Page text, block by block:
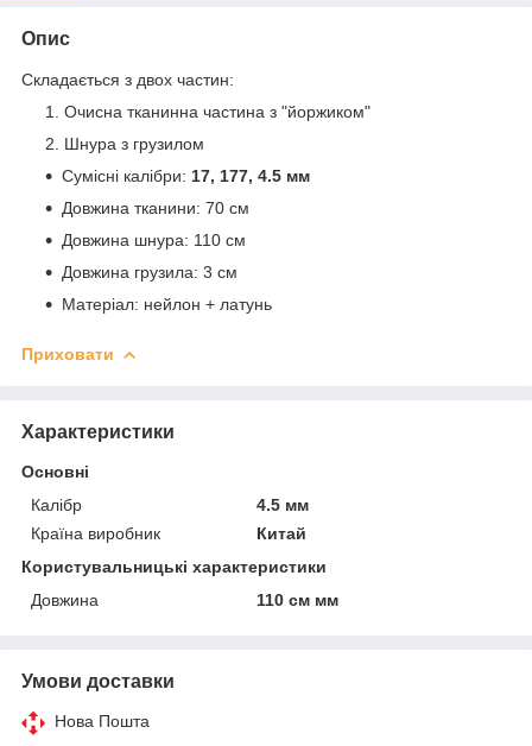
Опис
Складається з двох частин:
Очисна тканинна частина з "йоржиком"
Шнура з грузилом
Сумісні калібри: 17, 177, 4.5 мм
Довжина тканини: 70 см
Довжина шнура: 110 см
Довжина грузила: 3 см
Матеріал: нейлон + латунь
Приховати
Характеристики
Основні
Калібр
4.5 мм
Країна виробник
Китай
Користувальницькі характеристики
Довжина
110 см мм
Умови доставки
Нова Пошта